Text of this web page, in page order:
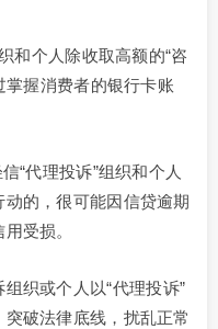
和个人除收取高额的“咨
掌握消费者的银行卡账
“代理投诉”组织和个人
的，很可能因信贷逾期
受损。
织或个人以“代理投诉”
破法律底线，扰乱正常